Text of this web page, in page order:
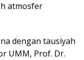
atmosfer
dengan tausiyah
UMM, Prof. Dr.